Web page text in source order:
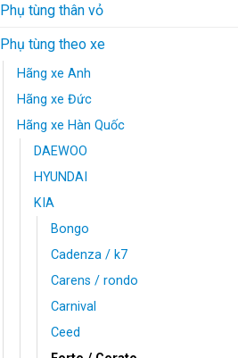
Phụ tùng thân vỏ
Phụ tùng theo xe
Hãng xe Anh
Hãng xe Đức
Hãng xe Hàn Quốc
DAEWOO
HYUNDAI
KIA
Bongo
Cadenza / k7
Carens / rondo
Carnival
Ceed